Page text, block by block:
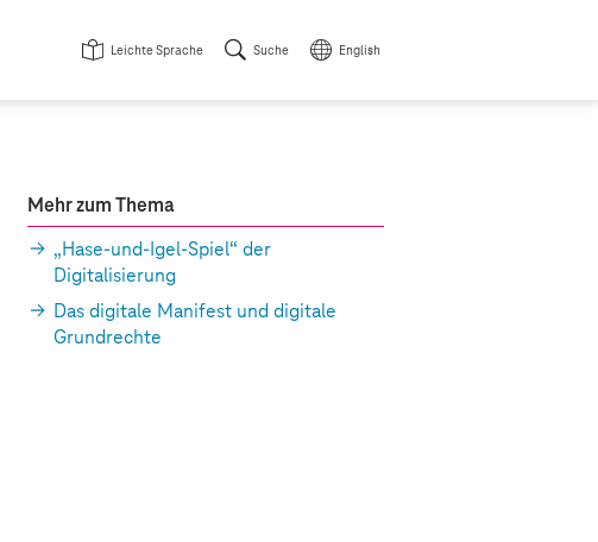
Leichte Sprache Suche English
Mehr zum Thema
„Hase-und-Igel-Spiel“ der
Digitalisierung
Das digitale Manifest und digitale
Grundrechte